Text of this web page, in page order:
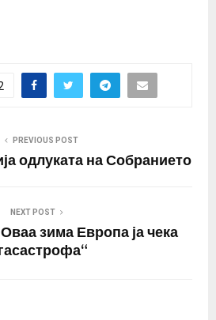
PREVIOUS POST
одлуката на Собранието
NEXT POST
зима Европа ја чека